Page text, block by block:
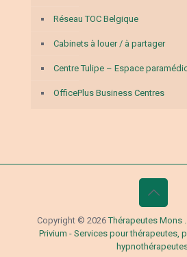
Réseau TOC Belgique
Cabinets à louer / à partager
Centre Tulipe – Espace
OfficePlus Business Centres
Copyright © 2026Thérapeutes Mons .
Privium - Services pour thérapeutes,